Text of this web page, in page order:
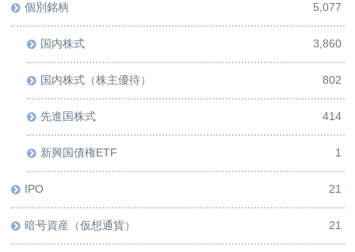
個別銘柄 5,077
国内株式 3,860
国内株式（株主優待） 802
先進国株式 414
新興国債権ETF 1
IPO 21
暗号資産（仮想通貨） 21